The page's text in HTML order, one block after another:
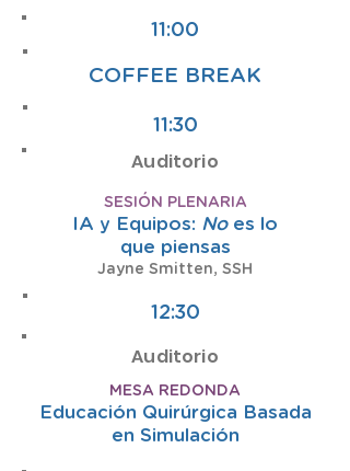
11:00
COFFEE BREAK
11:30
Auditorio
SESIÓN PLENARIA
IA y Equipos: Noes lo
que piensas
Jayne Smitten, SSH
12:30
Auditorio
MESA REDONDA
Educación Quirúrgica Basada
en Simulación